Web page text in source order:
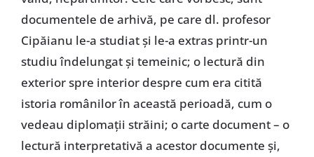
documentele de arhivă, pe care dl. profesor
Cipăianu le-a studiat și le-a extras printr-un
studiu îndelungat și temeinic; o lectură din
exterior spre interior despre cum era citită
istoria românilor în această perioadă, cum o
vedeau diplomații străini; o carte document – o
lectură interpretativă a acestor documente și,